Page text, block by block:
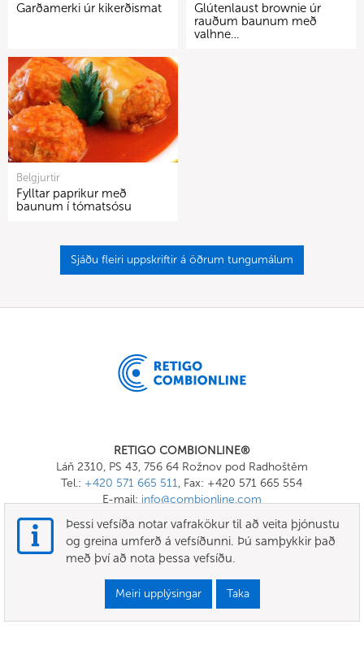
Garðamerki úr kikerðismat
Glútenlaust brownie úr
rauðum baunum með
valhne…
Belgjurtir
Fylltar paprikur með
baunum í tómatsósu
Sjáðu fleiri uppskriftir á öðrum tungumálum
RETIGO COMBIONLINE®
Láň 2310, PS 43, 756 64 Rožnov pod Radhoštěm
Tel.: +420 571 665 511, Fax: +420 571 665 554
E-mail: info@combionline.com
OnlineMenu
SKILMÁLAR OG SKILYRÐI
Þessi vefsíða notar vafrakökur til að veita þjónustu
og greina umferð á vefsíðunni. Þú samþykkir það
með því að nota þessa vefsíðu.
Meiri upplýsingar Taka